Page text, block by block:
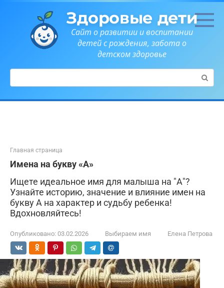
Здоровые дети
Сайт о развитии и воспитании
детей с рождения, забота о
детском здоровье
Поиск:
Главная страница
Имена на букву «А»
Ищете идеальное имя для малыша на "А"?
Узнайте историю, значение и влияние имен на
букву А на характер и судьбу ребенка!
Вдохновляйтесь!
Опубликовано: 03.02.2026 Выбираем имя Елена Петрова